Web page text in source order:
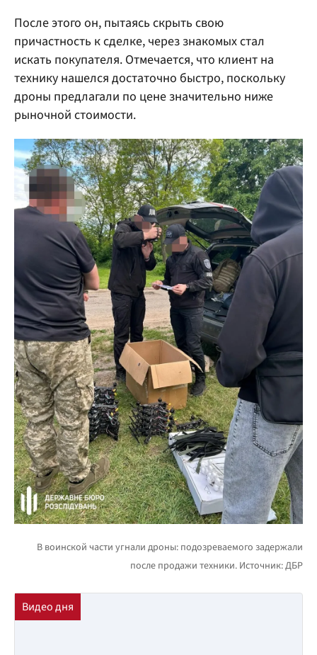
После этого он, пытаясь скрыть свою
причастность к сделке, через знакомых стал
искать покупателя. Отмечается, что клиент на
технику нашелся достаточно быстро, поскольку
дроны предлагали по цене значительно ниже
рыночной стоимости.